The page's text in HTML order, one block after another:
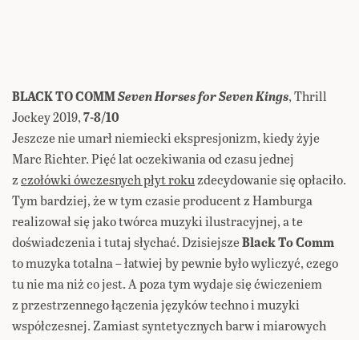
BLACK TO COMMSeven Horses for Seven Kings, Thrill
Jockey 2019,7-8/10
Jeszcze nie umarł niemiecki ekspresjonizm, kiedy żyje
Marc Richter. Pięć lat oczekiwania od czasu jednej
zczołówki ówczesnych płyt rokuzdecydowanie się opłaciło.
Tym bardziej, że w tym czasie producent z Hamburga
realizował się jako twórca muzyki ilustracyjnej, a te
doświadczenia i tutaj słychać. DzisiejszeBlack To Comm
to muzyka totalna – łatwiej by pewnie było wyliczyć, czego
tu nie ma niż co jest. A poza tym wydaje się ćwiczeniem
z przestrzennego łączenia języków techno i muzyki
współczesnej. Zamiast syntetycznych barw i miarowych